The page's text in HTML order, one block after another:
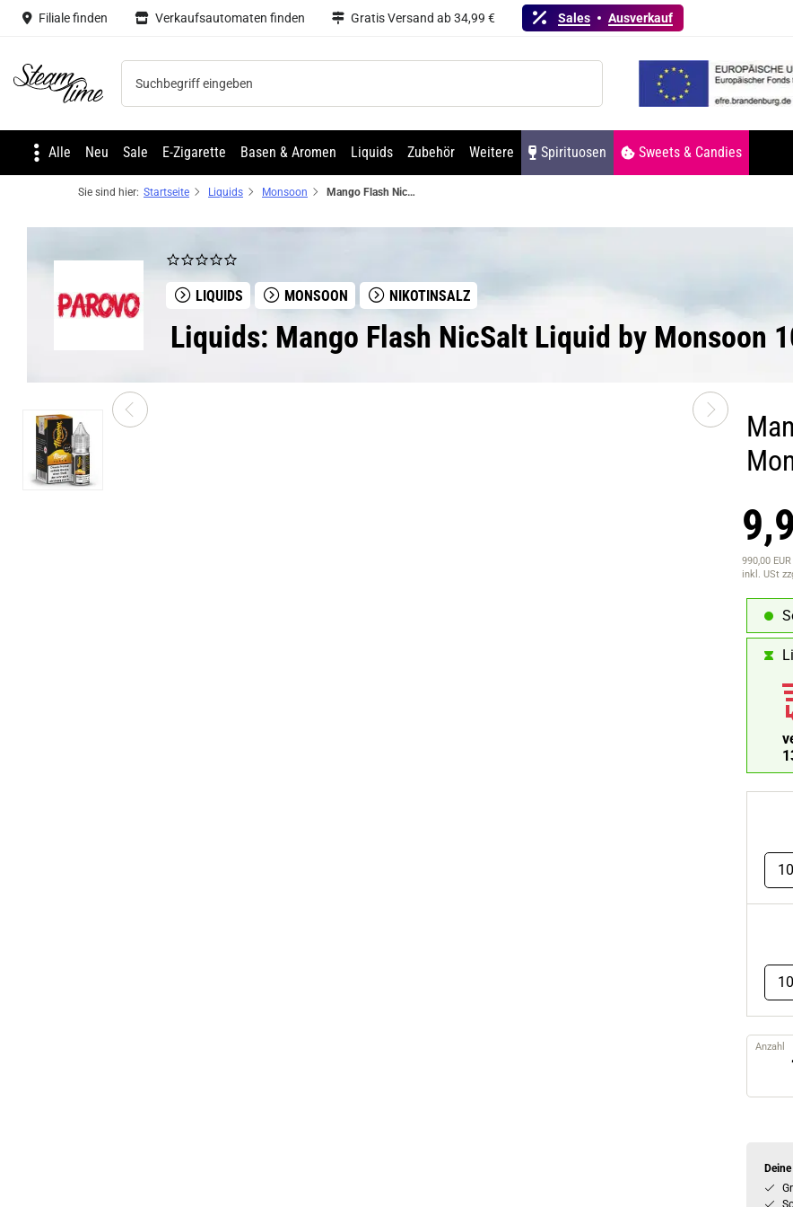
Filiale finden Verkaufsautomaten finden Gratis Versand ab 34,99 € Sales Ausverkauf
Steam time
Alle Neu Sale E-Zigarette Basen & Aromen Liquids Zubehör Weitere Spirituosen Sweets & Candies
Sie sind hier: Startseite Liquids Monsoon Mango Flash NicSalt Liquid by Monsoon 10ml / 10mg
LIQUIDS MONSOON NIKOTINSALZ
Liquids: Mango Flash NicSalt Liquid by Monsoon
990,00
inkl. USt
Anzahl